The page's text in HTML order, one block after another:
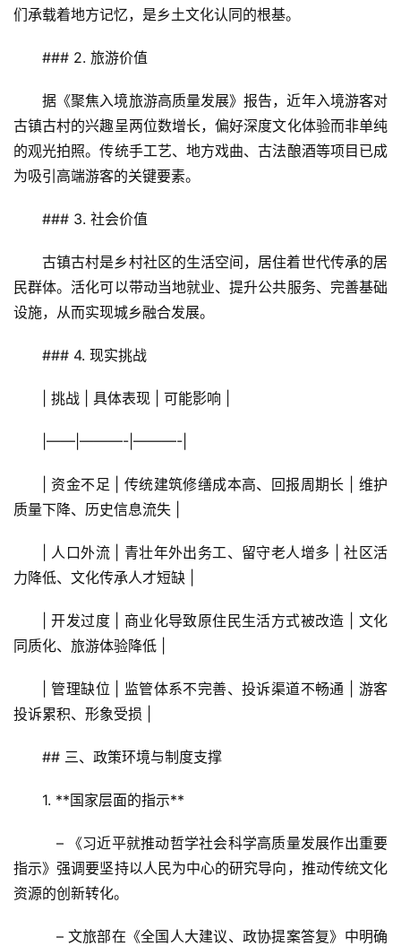
们承载着地方记忆，是乡土文化认同的根基。
### 2. 旅游价值
据《聚焦入境旅游高质量发展》报告，近年入境游客对
古镇古村的兴趣呈两位数增长，偏好深度文化体验而非单纯
的观光拍照。传统手工艺、地方戏曲、古法酿酒等项目已成
为吸引高端游客的关键要素。
### 3. 社会价值
古镇古村是乡村社区的生活空间，居住着世代传承的居
民群体。活化可以带动当地就业、提升公共服务、完善基础
设施，从而实现城乡融合发展。
### 4. 现实挑战
| 挑战 | 具体表现 | 可能影响 |
|——|———-|———-|
| 资金不足 | 传统建筑修缮成本高、回报周期长 | 维护
质量下降、历史信息流失 |
| 人口外流 | 青壮年外出务工、留守老人增多 | 社区活
力降低、文化传承人才短缺 |
| 开发过度 | 商业化导致原住民生活方式被改造 | 文化
同质化、旅游体验降低 |
| 管理缺位 | 监管体系不完善、投诉渠道不畅通 | 游客
投诉累积、形象受损 |
## 三、政策环境与制度支撑
1. **国家层面的指示**
指示》强调要坚持以人民为中心的研究导向，推动传统文化
资源的创新转化。